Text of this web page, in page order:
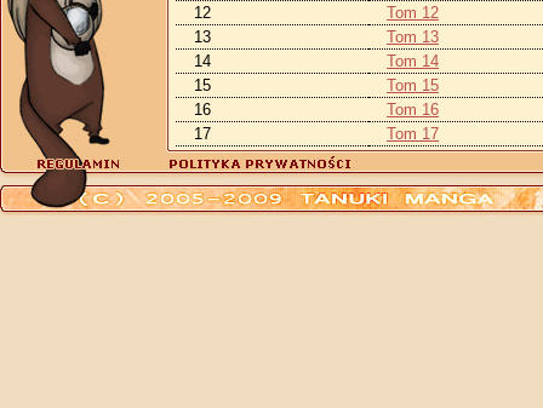
12
Tom 12
13
Tom 13
14
Tom 14
15
Tom 15
16
Tom 16
17
Tom 17